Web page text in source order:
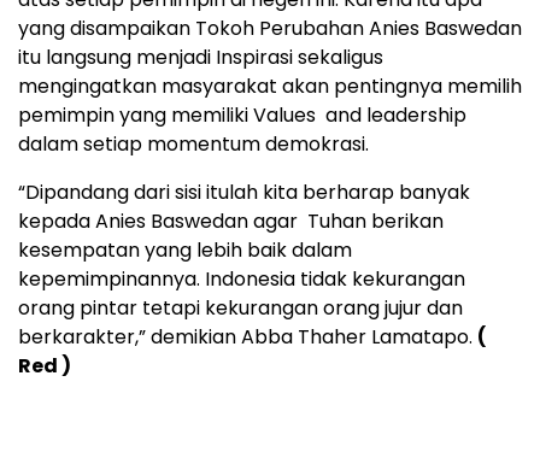
yang disampaikan Tokoh Perubahan Anies Baswedan
itu langsung menjadi Inspirasi sekaligus
mengingatkan masyarakat akan pentingnya memilih
pemimpin yang memiliki Values and leadership
dalam setiap momentum demokrasi.
“Dipandang dari sisi itulah kita berharap banyak
kepada Anies Baswedan agar Tuhan berikan
kesempatan yang lebih baik dalam
kepemimpinannya. Indonesia tidak kekurangan
orang pintar tetapi kekurangan orang jujur dan
berkarakter,” demikian Abba Thaher Lamatapo. (
Red )